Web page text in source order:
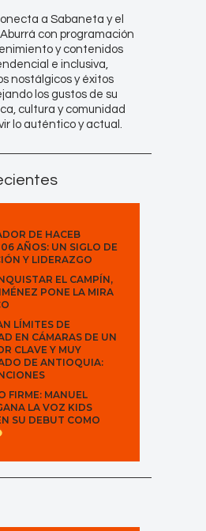
a Sabaneta y el
con programación
y contenidos
e inclusiva,
nostálgicos y éxitos
los gustos de su
cultura y comunidad
lo auténtico y actual.
DE HACEB
AÑOS: UN SIGLO DE
Y LIDERAZGO
EL CAMPÍN,
PONE LA MIRA
LÍMITES DE
EN CÁMARAS DE UN
CLAVE Y MUY
DE ANTIOQUIA:
FIRME: MANUEL
LA VOZ KIDS
SU DEBUT COMO